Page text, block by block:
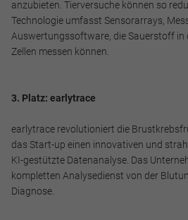
anzubieten. Tierversuche können so
Technologie umfasst Sensorarrays,
Auswertungssoftware, die Sauerstoff in
Zellen messen können.
3. Platz: earlytrace
earlytrace revolutioniert die
das Start-up einen innovativen und
KI-gestützte Datenanalyse. Das
kompletten Analysedienst von der
Diagnose.